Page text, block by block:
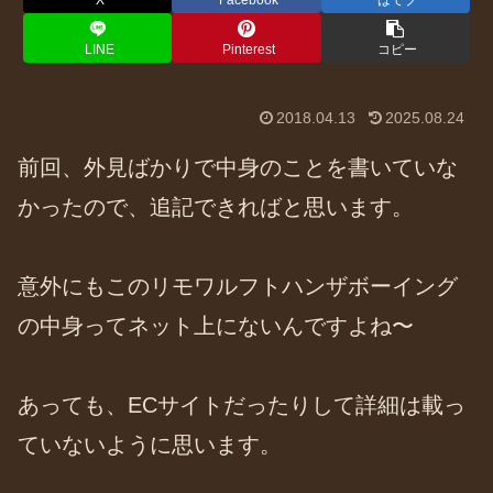
LINE Pinterest コピー
2018.04.13 2025.08.24
前回、外見ばかりで中身のことを書いていな
かったので、追記できればと思います。
意外にもこのリモワルフトハンザボーイング
の中身ってネット上にないんですよね〜
あっても、ECサイトだったりして詳細は載っ
ていないように思います。